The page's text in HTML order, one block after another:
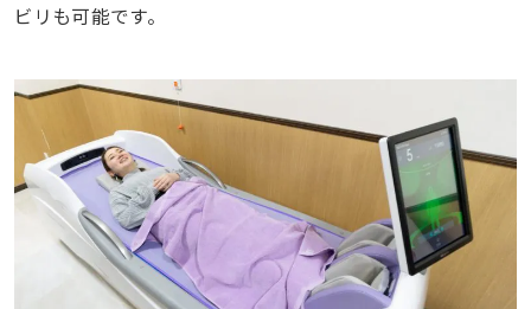
ビリも可能です。